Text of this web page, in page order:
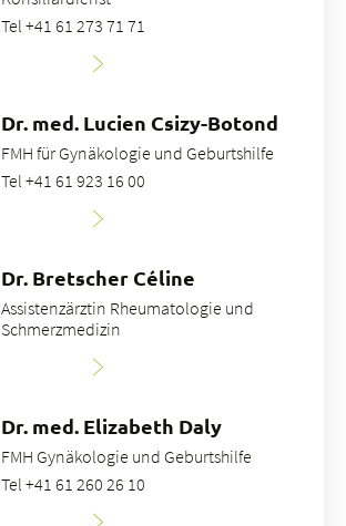
Tel +41 61 273 71 71
Dr. med. Lucien Csizy-Botond
FMH für Gynäkologie und Geburtshilfe
Tel +41 61 923 16 00
Dr. Bretscher Céline
Assistenzärztin Rheumatologie und
Schmerzmedizin
Dr. med. Elizabeth Daly
FMH Gynäkologie und Geburtshilfe
Tel +41 61 260 26 10